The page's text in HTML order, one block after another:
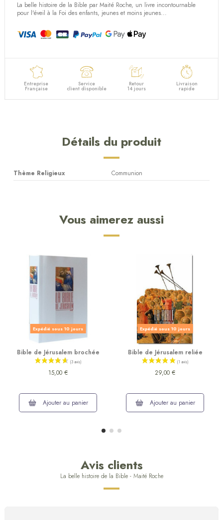
La belle histoire de la Bible par Maité Roche, un livre incontournable
pour l'éveil à la Foi des enfants, jeunes et moins jeunes...
Entreprise
Française
Service
client disponible
Retour
14 jours
Livraison
rapide
Détails du produit
Thème Religieux Communion
Vous aimerez aussi
Expédié sous 10 jours
Bible de Jérusalem brochée
15,00 €
Ajouter au panier
Expédié sous 10 jours
Bible de Jérusalem reliée
29,00 €
Ajouter au panier
Avis clients
La belle histoire de la Bible - Maité Roche